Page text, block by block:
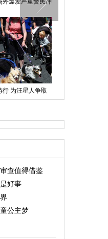
外爆发严重警民冲
为汪星人争取
战“客厅”看世界杯
查值得借鉴
好事
公主梦